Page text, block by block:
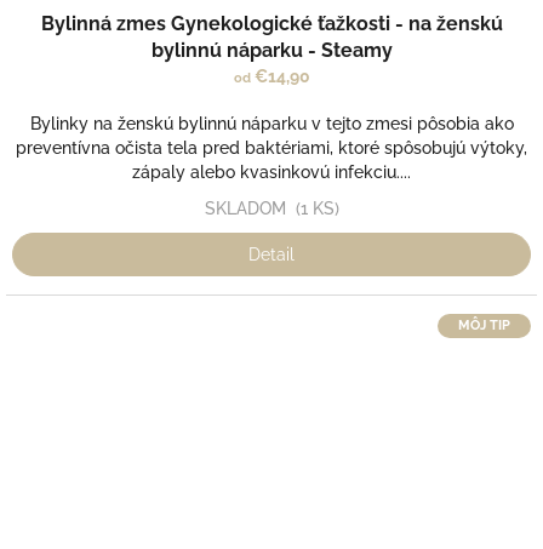
Bylinná zmes Gynekologické ťažkosti - na ženskú
bylinnú náparku - Steamy
od€14,90
Bylinky na ženskú bylinnú náparku v tejto zmesi pôsobia ako
preventívna očista tela pred baktériami, ktoré spôsobujú výtoky,
zápaly alebo kvasinkovú infekciu....
SKLADOM (1 KS)
Detail
MÔJ TIP